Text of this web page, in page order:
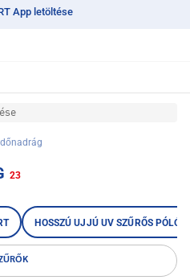
App letöltése
23
HOSSZÚ UJJÚ UV SZŰRŐS PÓLÓ